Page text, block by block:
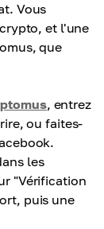
Vous
et l'une
que
, entrez
ou faites-
les
"Vérification
puis une